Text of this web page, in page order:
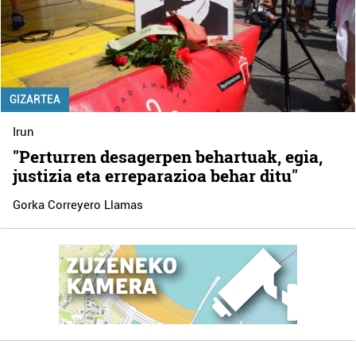
GIZARTEA
Irun
"Perturren desagerpen behartuak, egia,
justizia eta erreparazioa behar ditu"
Gorka Correyero Llamas